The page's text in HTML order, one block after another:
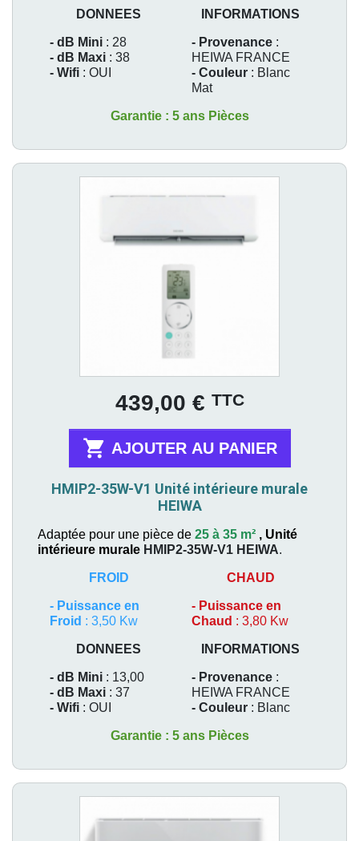
DONNEES
- dB Mini : 28
- dB Maxi : 38
- Wifi : OUI
INFORMATIONS
- Provenance :
HEIWA FRANCE
- Couleur : Blanc
Mat
Garantie : 5 ans Pièces
439,00 € TTC
 AJOUTER AU PANIER
HMIP2-35W-V1 Unité intérieure murale
HEIWA
Adaptée pour une pièce de 25 à 35 m² , Unité
intérieure murale HMIP2-35W-V1 HEIWA.
FROID
- Puissance en
Froid : 3,50 Kw
CHAUD
- Puissance en
Chaud : 3,80 Kw
DONNEES
- dB Mini : 13,00
- dB Maxi : 37
- Wifi : OUI
INFORMATIONS
- Provenance :
HEIWA FRANCE
- Couleur : Blanc
Garantie : 5 ans Pièces